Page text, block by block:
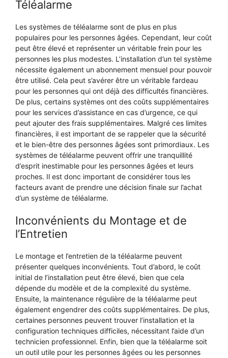
Téléalarme
Les systèmes de téléalarme sont de plus en plus
populaires pour les personnes âgées. Cependant, leur coût
peut être élevé et représenter un véritable frein pour les
personnes les plus modestes. L’installation d’un tel système
nécessite également un abonnement mensuel pour pouvoir
être utilisé. Cela peut s’avérer être un véritable fardeau
pour les personnes qui ont déjà des difficultés financières.
De plus, certains systèmes ont des coûts supplémentaires
pour les services d’assistance en cas d’urgence, ce qui
peut ajouter des frais supplémentaires. Malgré ces limites
financières, il est important de se rappeler que la sécurité
et le bien-être des personnes âgées sont primordiaux. Les
systèmes de téléalarme peuvent offrir une tranquillité
d’esprit inestimable pour les personnes âgées et leurs
proches. Il est donc important de considérer tous les
facteurs avant de prendre une décision finale sur l’achat
d’un système de téléalarme.
Inconvénients du Montage et de
l’Entretien
Le montage et l’entretien de la téléalarme peuvent
présenter quelques inconvénients. Tout d’abord, le coût
initial de l’installation peut être élevé, bien que cela
dépende du modèle et de la complexité du système.
Ensuite, la maintenance régulière de la téléalarme peut
également engendrer des coûts supplémentaires. De plus,
certaines personnes peuvent trouver l’installation et la
configuration techniques difficiles, nécessitant l’aide d’un
technicien professionnel. Enfin, bien que la téléalarme soit
un outil utile pour les personnes âgées ou les personnes